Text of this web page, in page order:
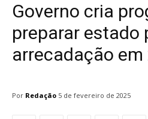
Governo cria
preparar estado
arrecadação em
Por Redação 5 de fevereiro de 2025